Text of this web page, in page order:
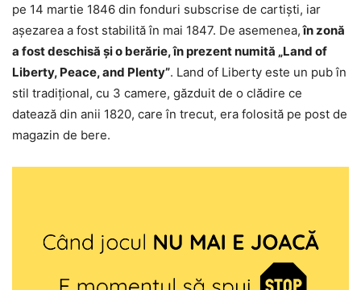
pe 14 martie 1846 din fonduri subscrise de cartişti, iar
aşezarea a fost stabilită în mai 1847. De asemenea,în zonă
a fost deschisă şi o berărie, în prezent numită „Land of
Liberty, Peace, and Plenty”. Land of Liberty este un pub în
stil tradiţional, cu 3 camere, găzduit de o clădire ce
datează din anii 1820, care în trecut, era folosită pe post de
magazin de bere.